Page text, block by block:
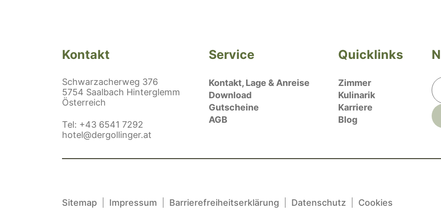
Kontakt
Schwarzacherweg 376
5754 Saalbach Hinterglemm
Österreich
Telefonnummer
: +43 6541 7292
E-Mail:
hotel@dergollinger.at
Service
Kontakt, Lage & Anreise
Download
Gutscheine
AGB
Quicklinks
Zimmer
Kulinarik
Karriere
Blog
Sitemap Impressum Barrierefreiheitserklärung Datenschutz Cookies